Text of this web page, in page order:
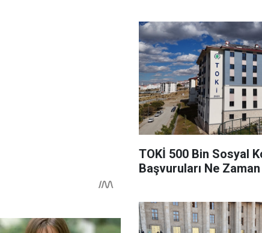
TOKİ 500 Bin Sosyal
Başvuruları Ne